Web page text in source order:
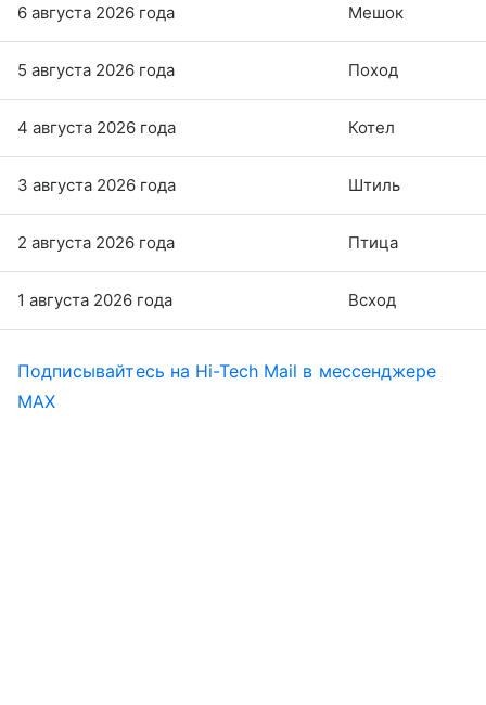
6 августа 2026 года Мешок
5 августа 2026 года Поход
4 августа 2026 года Котел
3 августа 2026 года Штиль
2 августа 2026 года Птица
1 августа 2026 года Всход
Подписывайтесь на Hi-Tech Mail в мессенджере
MAX